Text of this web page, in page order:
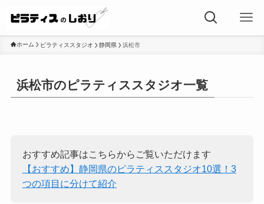
ホーム ピラティススタジオ 静岡県 浜松市
浜松市のピラティススタジオ一覧
おすすめ記事はこちらからご覧いただけます
【おすすめ】静岡県のピラティススタジオ10選！3
つの項目に分けて紹介